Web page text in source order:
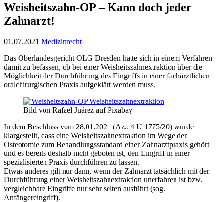
Weisheitszahn-OP – Kann doch jeder
Zahnarzt!
01.07.2021 Medizinrecht
Das Oberlandesgericht OLG Dresden hatte sich in einem Verfahren
damit zu befassen, ob bei einer Weisheitszahnextraktion über die
Möglichkeit der Durchführung des Eingriffs in einer fachärztlichen
oralchirurgischen Praxis aufgeklärt werden muss.
Bild von Rafael Juárez auf Pixabay
In dem Beschluss vom 28.01.2021 (Az.: 4 U 1775/20) wurde
klargestellt, dass eine Weisheitszahnextraktion im Wege der
Osteotomie zum Behandlungsstandard einer Zahnarztpraxis gehört
und es bereits deshalb nicht geboten ist, den Eingriff in einer
spezialisierten Praxis durchführen zu lassen.
Etwas anderes gilt nur dann, wenn der Zahnarzt tatsächlich mit der
Durchführung einer Weisheitszahnextraktion unerfahren ist bzw.
vergleichbare Eingriffe nur sehr selten ausführt (sog.
Anfängereingriff).